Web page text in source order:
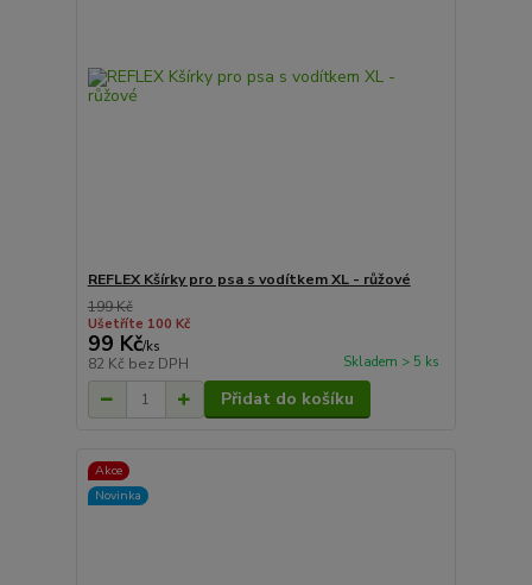
REFLEX Kšírky pro psa s vodítkem XL - růžové
199 Kč
Ušetříte 100 Kč
99 Kč/ks
82 Kč bez DPH Skladem > 5 ks
Přidat do košíku
Akce
Novinka